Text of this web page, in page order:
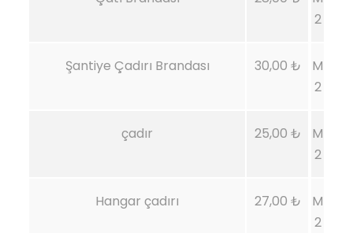
2
Şantiye Çadırı Brandası 30,00 ₺
M
2
çadır 25,00 ₺
M
2
Hangar çadırı 27,00 ₺
M
2